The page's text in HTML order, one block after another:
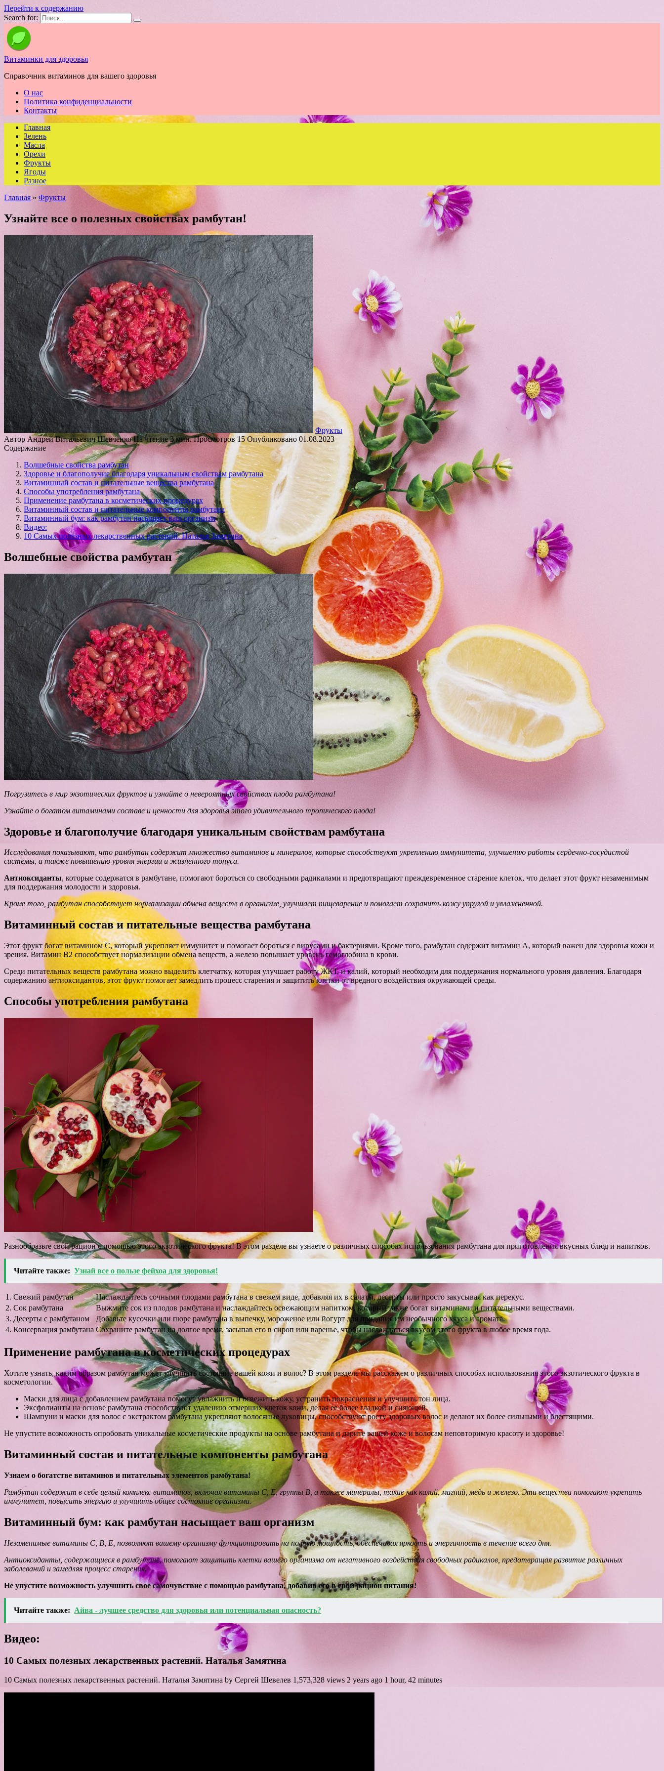
Перейти к содержанию
Search for:
Витаминки для здоровья
Справочник витаминов для вашего здоровья
О нас
Политика конфиденциальности
Контакты
Главная
Зелень
Масла
Орехи
Фрукты
Ягоды
Разное
Главная » Фрукты
Узнайте все о полезных свойствах рамбутан!
Фрукты
Автор Андрей Витальевич Шевченко На чтение3 мин. Просмотров 15 Опубликовано 01.08.2023
Содержание
Волшебные свойства рамбутан
Здоровье и благополучие благодаря уникальным свойствам рамбутана
Витаминный состав и питательные вещества рамбутана
Способы употребления рамбутана
Применение рамбутана в косметических процедурах
Витаминный состав и питательные компоненты рамбутана
Витаминный бум: как рамбутан насыщает ваш организм
Видео:
10 Самых полезных лекарственных растений. Наталья Замятина
Волшебные свойства рамбутан
Погрузитесь в мир экзотических фруктов и узнайте о невероятных свойствах плода рамбутана!
Узнайте о богатом витаминами составе и ценности для здоровья этого удивительного тропического плода!
Здоровье и благополучие благодаря уникальным свойствам рамбутана
Исследования показывают, что рамбутан содержит множество витаминов и минералов, которые способствуют укреплению иммунитета, улучшению работы сердечно-сосудистой
системы, а также повышению уровня энергии и жизненного тонуса.
Антиоксиданты, которые содержатся в рамбутане, помогают бороться со свободными радикалами и предотвращают преждевременное старение клеток, что делает этот фрукт незаменимым
для поддержания молодости и здоровья.
Кроме того, рамбутан способствует нормализации обмена веществ в организме, улучшает пищеварение и помогает сохранить кожу упругой и увлажненной.
Витаминный состав и питательные вещества рамбутана
Этот фрукт богат витамином С, который укрепляет иммунитет и помогает бороться с вирусами и бактериями. Кроме того, рамбутан содержит витамин А, который важен для здоровья кожи и
зрения. Витамин В2 способствует нормализации обмена веществ, а железо повышает уровень гемоглобина в крови.
Среди питательных веществ рамбутана можно выделить клетчатку, которая улучшает работу ЖКТ, и калий, который необходим для поддержания нормального уровня давления. Благодаря
содержанию антиоксидантов, этот фрукт помогает замедлить процесс старения и защитить клетки от вредного воздействия окружающей среды.
Способы употребления рамбутана
Разнообразьте свой рацион с помощью этого экзотического фрукта! В этом разделе вы узнаете о различных способах использования рамбутана для приготовления вкусных блюд и напитков.
Читайте также: Узнай все о пользе фейхоа для здоровья!
1. Свежий рамбутан
Наслаждайтесь сочными плодами рамбутана в свежем виде, добавляя их в салаты, десерты или просто закусывая как перекус.
2. Сок рамбутана
Выжмите сок из плодов рамбутана и наслаждайтесь освежающим напитком, который также богат витаминами и питательными веществами.
3. Десерты с рамбутаном
Добавьте кусочки или пюре рамбутана в выпечку, мороженое или йогурт для придания им необычного вкуса и аромата.
4. Консервация рамбутана Сохраните рамбутан на долгое время, засыпав его в сироп или варенье, чтобы наслаждаться вкусом этого фрукта в любое время года.
Применение рамбутана в косметических процедурах
Хотите узнать, каким образом рамбутан может улучшить состояние вашей кожи и волос? В этом разделе мы расскажем о различных способах использования этого экзотического фрукта в
косметологии.
Маски для лица с добавлением рамбутана помогут увлажнить и освежить кожу, устранить покраснения и улучшить тон лица.
Эксфолианты на основе рамбутана способствуют удалению отмерших клеток кожи, делая ее более гладкой и сияющей.
Шампуни и маски для волос с экстрактом рамбутана укрепляют волосяные луковицы, способствуют росту здоровых волос и делают их более сильными и блестящими.
Не упустите возможность опробовать уникальные косметические продукты на основе рамбутана и дарите вашей коже и волосам неповторимую красоту и здоровье!
Витаминный состав и питательные компоненты рамбутана
Узнаем о богатстве витаминов и питательных элементов рамбутана!
Рамбутан содержит в себе целый комплекс витаминов, включая витамины С, Е, группы В, а также минералы, такие как калий, магний, медь и железо. Эти вещества помогают укрепить
иммунитет, повысить энергию и улучшить общее состояние организма.
Витаминный бум: как рамбутан насыщает ваш организм
Незаменимые витамины С, В, Е, позволяют вашему организму функционировать на полную мощность, обеспечивая яркость и энергичность в течение всего дня.
Антиоксиданты, содержащиеся в рамбутане, помогают защитить клетки вашего организма от негативного воздействия свободных радикалов, предотвращая развитие различных
заболеваний и замедляя процесс старения.
Не упустите возможность улучшить свое самочувствие с помощью рамбутана, добавив его в свой рацион питания!
Читайте также: Айва - лучшее средство для здоровья или потенциальная опасность?
Видео:
10 Самых полезных лекарственных растений. Наталья Замятина
10 Самых полезных лекарственных растений. Наталья Замятина by Сергей Шевелев 1,573,328 views 2 years ago 1 hour, 42 minutes